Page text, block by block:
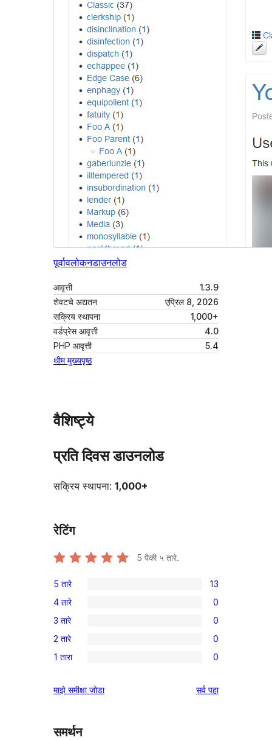
पूर्वावलोकनडाउनलोड
आवृत्ती
1.3.9
शेवटचे अद्यतन
एप्रिल 8, 2026
सक्रिय स्थापना
1,000+
वर्डप्रेस आवृत्ती
4.0
PHP आवृत्ती
5.4
थीम मुख्यपृष्ठ
वैशिष्ट्ये
प्रति दिवस डाउनलोड
सक्रिय स्थापना: 1,000+
रेटिंग
5 पैकी ५ तारे.
13
5-
तारांकित
परीक्षणे
5 तारे 13
0
4-
तारांकित
परीक्षणे
4 तारे 0
0
3-
तारांकित
3 तारे 0
0
2-
परीक्षणे
2 तारे 0
0
तारांकित
1 तारा 0
माझे समीक्षा जोडा सर्वपुनरावलोकने
पहा
समर्थन